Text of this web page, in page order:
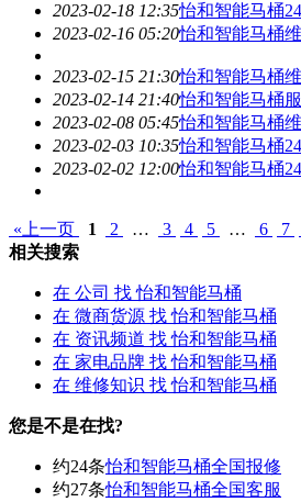
2023-02-18 12:35怡和智能马桶
2023-02-16 05:20怡和智能马桶
2023-02-15 21:30怡和智能马桶
2023-02-14 21:40怡和智能马桶
2023-02-08 05:45怡和智能马桶
2023-02-03 10:35怡和智能马桶
2023-02-02 12:00怡和智能马桶
«上一页 1 2 … 3 4 5 … 6 7
相关搜索
在 公司 找 怡和智能马桶
在 微商货源 找 怡和智能马桶
在 资讯频道 找 怡和智能马桶
在 家电品牌 找 怡和智能马桶
在 维修知识 找 怡和智能马桶
您是不是在找?
约24条怡和智能马桶全国报修
约27条怡和智能马桶全国客服